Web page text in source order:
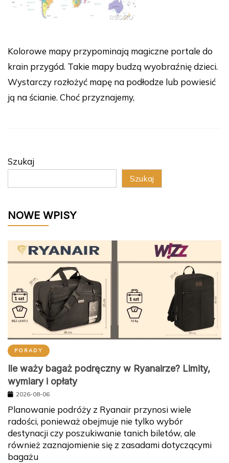
Kolorowe mapy przypominają magiczne portale do
krain przygód. Takie mapy budzą wyobraźnię dzieci.
Wystarczy rozłożyć mapę na podłodze lub powiesić
ją na ścianie. Choć przyznajemy,
Szukaj
Szukaj
NOWE WPISY
PORADY
Ile waży bagaż podręczny w Ryanairze? Limity,
wymiary i opłaty
2026-08-06
Planowanie podróży z Ryanair przynosi wiele
radości, ponieważ obejmuje nie tylko wybór
destynacji czy poszukiwanie tanich biletów, ale
również zaznajomienie się z zasadami dotyczącymi
bagażu